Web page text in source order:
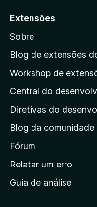
a
p
t
c
h
a
S
o
a
a
a
á
g
i
a
i
n
c
Extensões
Sobre
Blog de extensões
Workshop de
Central do
Diretivas do
Blog da comunidade
Fórum
Relatar um erro
Guia de análise